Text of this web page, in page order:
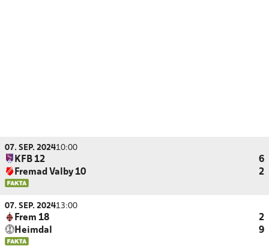
07. SEP. 202410:00
KFB 12
6
Fremad Valby 10
2
07. SEP. 202413:00
Frem 18
2
Heimdal
9